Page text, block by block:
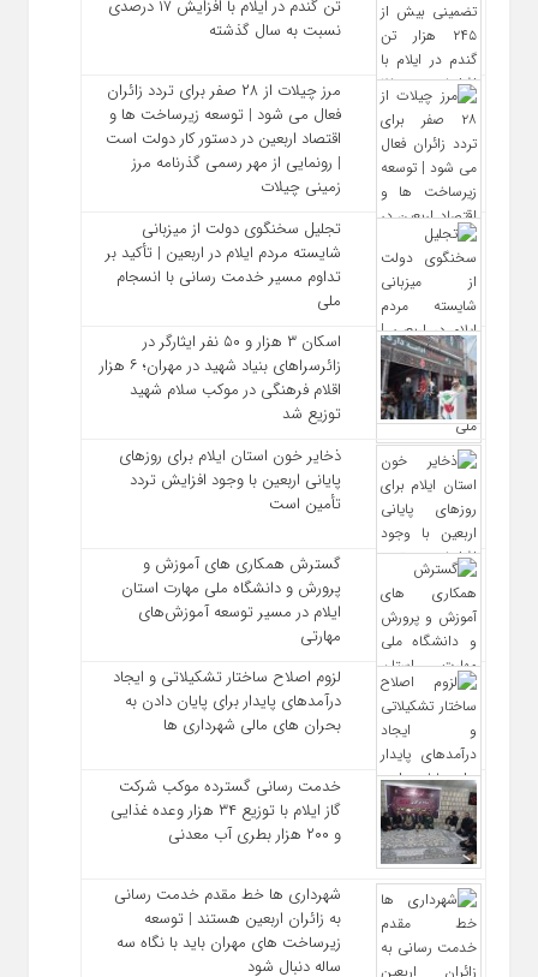
تن گندم در ایلام با افزایش ۱۷ درصدی
نسبت به سال گذشته
مرز چیلات از ۲۸ صفر برای تردد زائران
فعال می‌ شود | توسعه زیرساخت‌ ها و
اقتصاد اربعین در دستور کار دولت است
| رونمایی از مهر رسمی گذرنامه مرز
زمینی چیلات
تجلیل سخنگوی دولت از میزبانی
شایسته مردم ایلام در اربعین | تأکید بر
تداوم مسیر خدمت‌ رسانی با انسجام
ملی
اسکان ۳ هزار و ۵۰ نفر ایثارگر در
زائرسراهای بنیاد شهید در مهران؛ ۶ هزار
اقلام فرهنگی در موکب سلام شهید
توزیع شد
ذخایر خون استان ایلام برای روزهای
پایانی اربعین با وجود افزایش تردد
تأمین است
گسترش همکاری‌ های آموزش و
پرورش و دانشگاه ملی مهارت استان
ایلام در مسیر توسعه آموزش‌های
مهارتی
لزوم اصلاح ساختار تشکیلاتی و ایجاد
درآمدهای پایدار برای پایان دادن به
بحران‌ های مالی شهرداری‌ ها
خدمت رسانی گسترده موکب شرکت
گاز ایلام با توزیع ۳۴ هزار وعده غذایی
و ۲۰۰ هزار بطری آب معدنی
شهرداری‌ ها خط مقدم خدمت ‌رسانی
به زائران اربعین هستند | توسعه
زیرساخت ‌های مهران باید با نگاه سه‌
ساله دنبال شود